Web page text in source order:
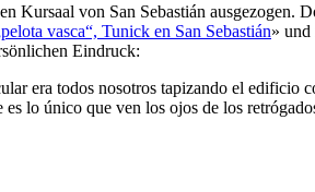
Kursaal von San Sebastián ausgezogen.
vasca“, Tunick en San Sebastián» und
Eindruck:
era todos nosotros tapizando el edificio
lo único que ven los ojos de los